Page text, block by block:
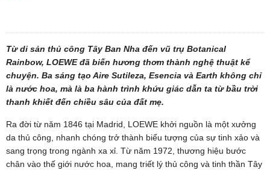
Từ di sản thủ công Tây Ban Nha đến vũ trụ Botanical
Rainbow, LOEWE đã biến hương thơm thành nghệ thuật kể
chuyện. Ba sáng tạo Aire Sutileza, Esencia và Earth không chỉ
là nước hoa, mà là ba hành trình khứu giác dẫn ta từ bầu trời
thanh khiết đến chiều sâu của đất mẹ.
Ra đời từ năm 1846 tại Madrid, LOEWE khởi nguồn là một xưởng
da thủ công, nhanh chóng trở thành biểu tượng của sự tinh xảo và
sang trọng trong ngành xa xỉ. Từ năm 1972, thương hiệu bước
chân vào thế giới nước hoa, mang triết lý thủ công và tinh thần Tây